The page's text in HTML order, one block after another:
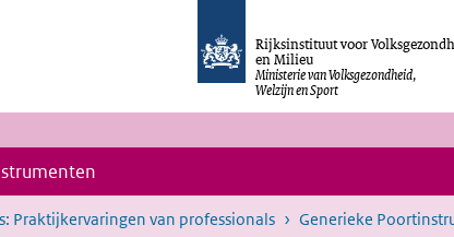
Rijksinstituut voor
en Milieu
Ministerie van Volksgezondheid,
Welzijn en Sport
Praktijkervaringen van professionals Generieke